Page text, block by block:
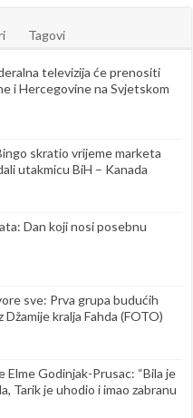
Tagovi
televizija će prenositi
i Hercegovine na Svjetskom
skratio vrijeme marketa
utakmicu BiH – Kanada
Dan koji nosi posebnu
sve: Prva grupa budućih
Džamije kralja Fahda (FOTO)
Elme Godinjak-Prusac: “Bila je
Tarik je uhodio i imao zabranu